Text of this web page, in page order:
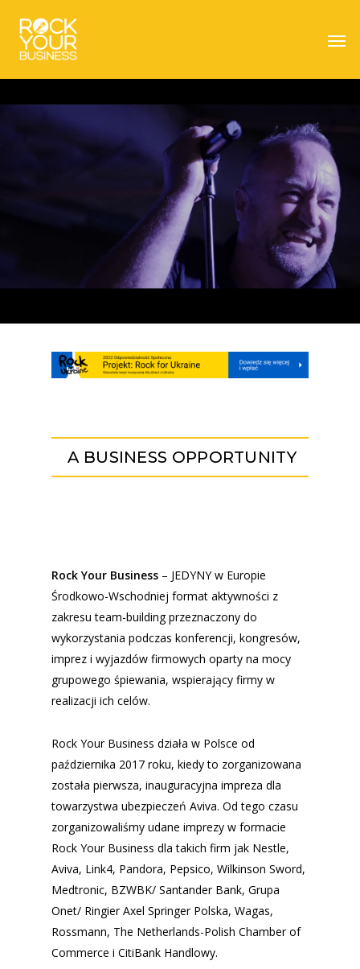
A BUSINESS OPPORTUNITY
Rock Your Business – JEDYNY w Europie
Środkowo-Wschodniej format aktywności z
zakresu team-building przeznaczony do
wykorzystania podczas konferencji, kongresów,
imprez i wyjazdów firmowych oparty na mocy
grupowego śpiewania, wspierający firmy w
realizacji ich celów.
Rock Your Business działa w Polsce od
października 2017 roku, kiedy to zorganizowana
została pierwsza, inauguracyjna impreza dla
towarzystwa ubezpieczeń Aviva. Od tego czasu
zorganizowaliśmy udane imprezy w formacie
Rock Your Business dla takich firm jak Nestle,
Aviva, Link4, Pandora, Pepsico, Wilkinson Sword,
Medtronic, BZWBK/ Santander Bank, Grupa
Onet/ Ringier Axel Springer Polska, Wagas,
Rossmann, The Netherlands-Polish Chamber of
Commerce i CitiBank Handlowy.